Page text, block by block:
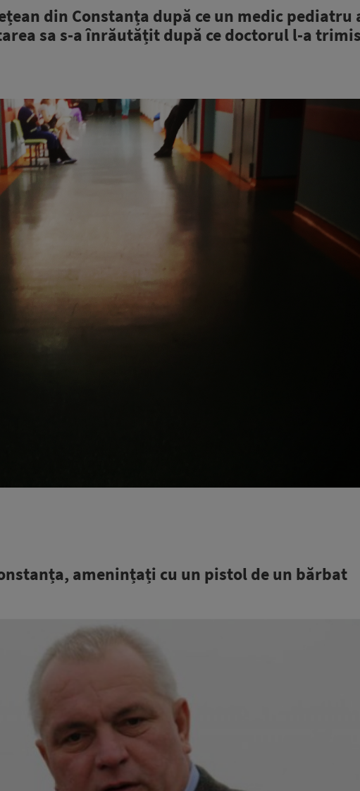
din Constanța după ce un medic pediatru
sa s-a înrăutățit după ce doctorul l-a
amenințați cu un pistol de un bărbat